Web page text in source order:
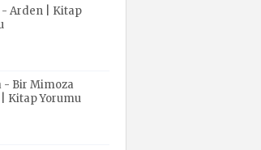
- Arden | Kitap
- Bir Mimoza
| Kitap Yorumu